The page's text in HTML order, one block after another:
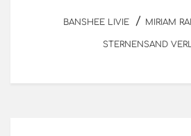
BANSHEE LIVIE / MIRIAM
STERNENSAND